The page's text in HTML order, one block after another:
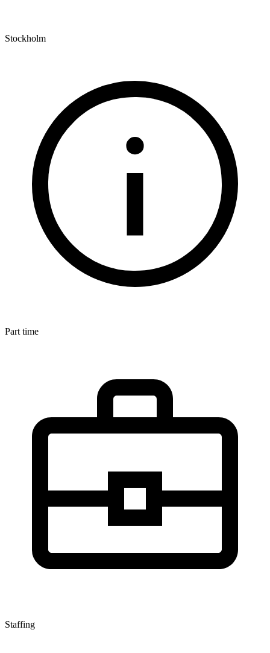
Stockholm
Part time
Staffing